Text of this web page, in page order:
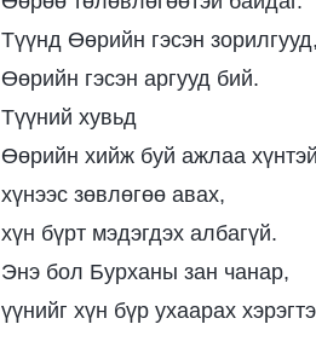
Түүнд Өөрийн гэсэн зорилгууд,
Өөрийн гэсэн аргууд бий.
Түүний хувьд
Өөрийн хийж буй ажлаа
хүнээс зөвлөгөө авах,
хүн бүрт мэдэгдэх албагүй.
Энэ бол Бурханы зан чанар,
үүнийг хүн бүр ухаарах